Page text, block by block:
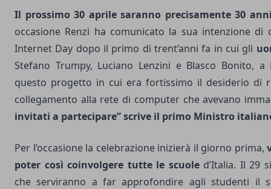
Il prossimo 30 aprile saranno precisamente 30
occasione Renzi ha comunicato la sua intenzione
Internet Day dopo il primo di trent’anni fa in cui gli
Stefano Trumpy, Luciano Lenzini e Blasco Bonito,
questo progetto in cui era fortissimo il desiderio di
collegamento alla rete di computer che avevano
invitati a partecipare” scrive il primo Ministro
Per l’occasione la celebrazione inizierà il giorno prima,
poter così coinvolgere tutte le scuoled’Italia. Il 29
che serviranno a far approfondire agli studenti il